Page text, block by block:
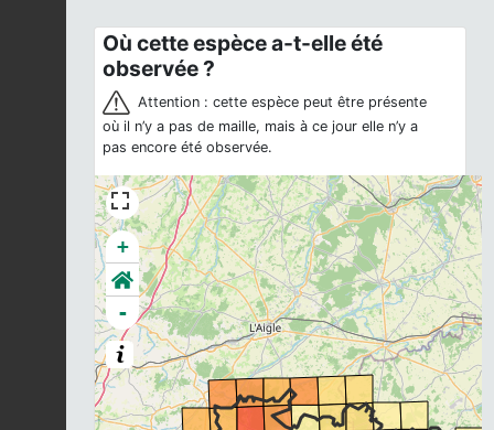
Où cette espèce a-t-elle été
observée ?
Attention : cette espèce peut être présente
où il n’y a pas de maille, mais à ce jour elle n’y a
pas encore été observée.
+
-